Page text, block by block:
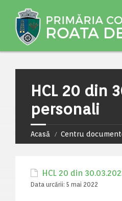
HCL 20 din
personali
Acasă Centru
HCL 20 din
Data urcării: 5 mai 2022